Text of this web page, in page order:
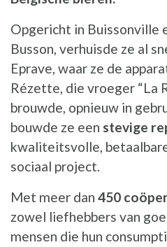
Opgericht in Buissonville
Busson, verhuisde ze al
Eprave, waar ze de
Rézette, die vroeger “La
brouwde, opnieuw in
bouwde ze een stevige
kwaliteitsvolle,
sociaal project.
Met meer dan 450
zowel liefhebbers van
mensen die hun